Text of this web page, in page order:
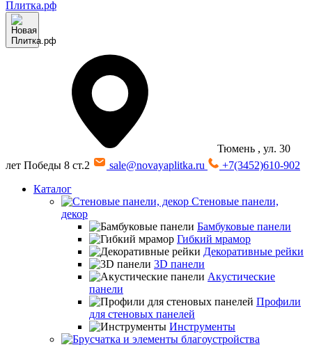
Тюмень , ул. 30
лет Победы 8 ст.2
sale@novayaplitka.ru
+7(3452)610-902
Каталог
Стеновые панели,
декор
Бамбуковые панели
Гибкий мрамор
Декоративные рейки
3D панели
Акустические
панели
Профили
для стеновых панелей
Инструменты